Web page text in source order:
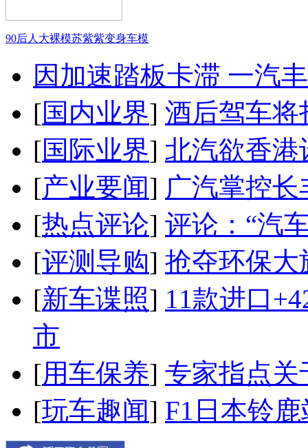
90后人大裸模苏紫紫变身车模
因加速踏板卡滞 一汽
[国内业界] 酒后驾车将
[国际业界] 北汽欲香港
[产业要闻] 广汽掌控
[热点评论] 评论：“汽
[评测导购] 抢夺环保大
[新车谍照] 11款进口
市
[用车保养] 专家指点关
[玩车趣闻] F1日本铃